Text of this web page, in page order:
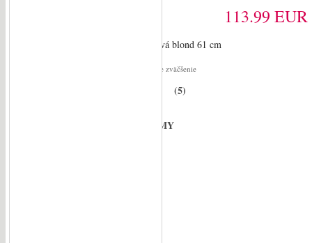
113.99 EUR
kliknite pre zväčšenie
(5)
jemné európske - REMY